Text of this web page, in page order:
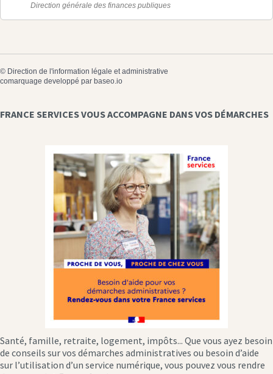
Direction générale des finances publiques
© Direction de l'information légale et administrative
comarquage developpé par baseo.io
FRANCE SERVICES VOUS ACCOMPAGNE DANS VOS DÉMARCHES
Santé, famille, retraite, logement, impôts... Que vous ayez besoin
de conseils sur vos démarches administratives ou besoin d’aide
sur l’utilisation d’un service numérique, vous pouvez vous rendre